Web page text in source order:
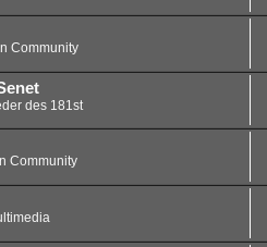
Community
des 181st
Community